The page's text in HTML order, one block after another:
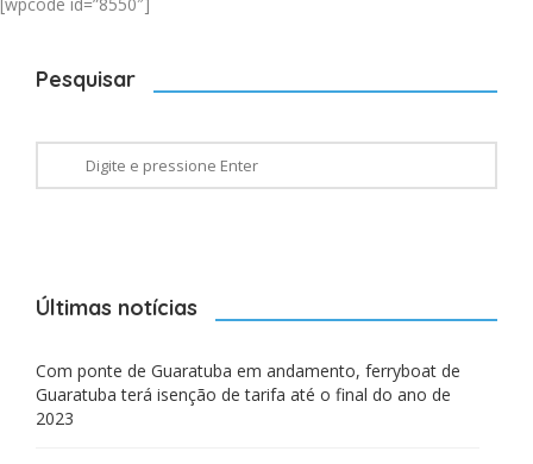
[wpcode id=”8550″]
Pesquisar
Últimas notícias
Com ponte de Guaratuba em andamento, ferryboat de
Guaratuba terá isenção de tarifa até o final do ano de
2023